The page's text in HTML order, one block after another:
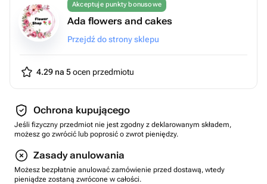
Akceptuje punkty bonusowe
Ada flowers and cakes
Przejdź do strony sklepu
4.29 na 5ocen przedmiotu
Ochrona kupującego
Jeśli fizyczny przedmiot nie jest zgodny z deklarowanym składem,
możesz go zwrócić lub poprosić o zwrot pieniędzy.
Zasady anulowania
Możesz bezpłatnie anulować zamówienie przed dostawą, wtedy
pieniądze zostaną zwrócone w całości.